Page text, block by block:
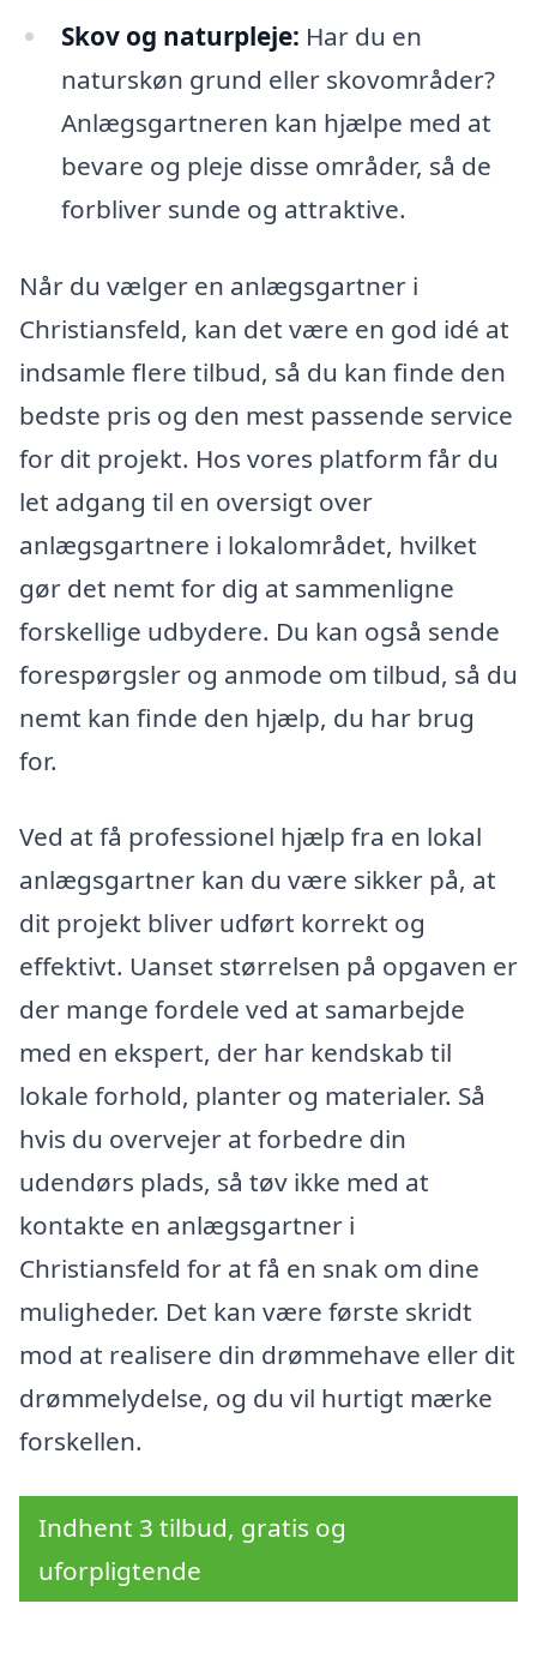
Skov og naturpleje: Har du en
naturskøn grund eller skovområder?
Anlægsgartneren kan hjælpe med at
bevare og pleje disse områder, så de
forbliver sunde og attraktive.
Når du vælger en anlægsgartner i
Christiansfeld, kan det være en god idé at
indsamle flere tilbud, så du kan finde den
bedste pris og den mest passende service
for dit projekt. Hos vores platform får du
let adgang til en oversigt over
anlægsgartnere i lokalområdet, hvilket
gør det nemt for dig at sammenligne
forskellige udbydere. Du kan også sende
forespørgsler og anmode om tilbud, så du
nemt kan finde den hjælp, du har brug
for.
Ved at få professionel hjælp fra en lokal
anlægsgartner kan du være sikker på, at
dit projekt bliver udført korrekt og
effektivt. Uanset størrelsen på opgaven er
der mange fordele ved at samarbejde
med en ekspert, der har kendskab til
lokale forhold, planter og materialer. Så
hvis du overvejer at forbedre din
udendørs plads, så tøv ikke med at
kontakte en anlægsgartner i
Christiansfeld for at få en snak om dine
muligheder. Det kan være første skridt
mod at realisere din drømmehave eller dit
drømmelydelse, og du vil hurtigt mærke
forskellen.
Indhent 3 tilbud, gratis og
uforpligtende